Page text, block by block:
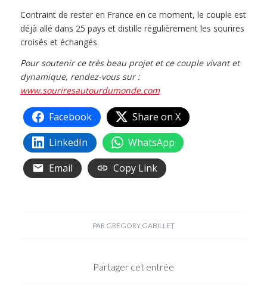
Contraint de rester en France en ce moment, le couple est
déjà allé dans 25 pays et distille régulièrement les sourires
croisés et échangés.
Pour soutenir ce très beau projet et ce couple vivant et
dynamique, rendez-vous sur :
www.souriresautourdumonde.com
Facebook
Share on X
LinkedIn
WhatsApp
Email
Copy Link
PAR GRÉGORY GABILLET
Partager cet entrée